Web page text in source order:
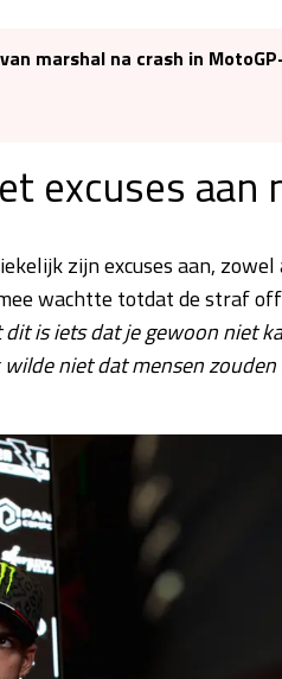
marshal na crash in
excuses aan
zijn excuses aan,
wachtte totdat de straf
is iets dat je gewoon niet
niet dat mensen